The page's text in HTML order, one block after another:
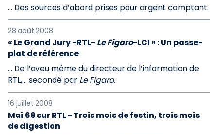
… Des sources d’abord prises pour argent comptant.
28 août 2008
« Le Grand Jury -RTL- Le Figaro-LCI » : Un passe-
plat de référence
… De l’aveu même du directeur de l’information de
RTL,… secondé par Le Figaro.
16 juillet 2008
Mai 68 sur RTL - Trois mois de festin, trois mois
de digestion